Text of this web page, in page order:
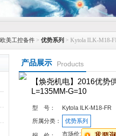
欧美工控备件 > 优势系列 > Kytola ILK-M18-
产品展示 Products
【焕尧机电】2016优势
L=135MM-G=10
型 号：
Kytola ILK-M18-FR
所属分类：
优势系列
市场价: